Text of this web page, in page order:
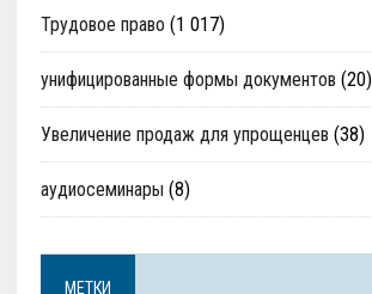
Трудовое право (1 017)
унифицированные формы документов (20)
Увеличение продаж для упрощенцев (38)
аудиосеминары (8)
МЕТКИ